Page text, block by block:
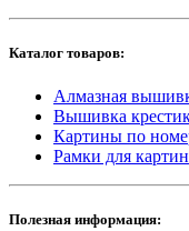
Каталог товаров:
Алмазная
Вышивка
Картины по
Рамки для картин
Полезная информация: